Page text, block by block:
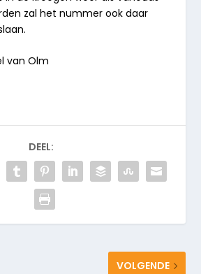
zal het nummer ook daar
van Olm
DEEL:
VOLGENDE